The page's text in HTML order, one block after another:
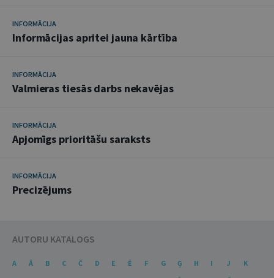
INFORMĀCIJA
Informācijas apritei jauna kārtība
INFORMĀCIJA
Valmieras tiesās darbs nekavējas
INFORMĀCIJA
Apjomīgs prioritāšu saraksts
INFORMĀCIJA
Precizējums
AUTORU KATALOGS
A Ā B C Č D E Ē F G Ģ H I J
K